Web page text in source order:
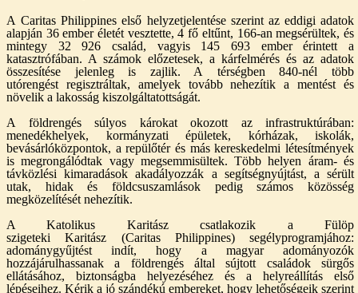
A Caritas Philippines első helyzetjelentése szerint az eddigi adatok
alapján 36 ember életét vesztette, 4 fő eltűnt, 166-an megsérültek, és
mintegy 32 926 család, vagyis 145 693 ember érintett a
katasztrófában. A számok előzetesek, a kárfelmérés és az adatok
összesítése jelenleg is zajlik. A térségben 840-nél több
utórengést regisztráltak, amelyek tovább nehezítik a mentést és
növelik a lakosság kiszolgáltatottságát.
A földrengés súlyos károkat okozott az infrastruktúrában:
menedékhelyek, kormányzati épületek, kórházak, iskolák,
bevásárlóközpontok, a repülőtér és más kereskedelmi létesítmények
is megrongálódtak vagy megsemmisültek. Több helyen áram- és
távközlési kimaradások akadályozzák a segítségnyújtást, a sérült
utak, hidak és földcsuszamlások pedig számos közösség
megközelítését nehezítik.
A Katolikus Karitász csatlakozik a Fülöp
szigeteki Karitász (Caritas Philippines) segélyprogramjához:
adománygyűjtést indít, hogy a magyar adományozók
hozzájárulhassanak a földrengés által sújtott családok sürgős
ellátásához, biztonságba helyezéséhez és a helyreállítás első
lépéseihez. Kérik a jó szándékú embereket, hogy lehetőségeik szerint